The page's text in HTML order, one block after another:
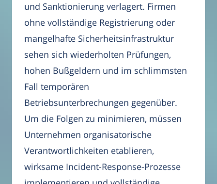
und Sanktionierung verlagert. Firmen
ohne vollständige Registrierung oder
mangelhafte Sicherheitsinfrastruktur
sehen sich wiederholten Prüfungen,
hohen Bußgeldern und im schlimmsten
Fall temporären
Betriebsunterbrechungen gegenüber.
Um die Folgen zu minimieren, müssen
Unternehmen organisatorische
Verantwortlichkeiten etablieren,
wirksame Incident-Response-Prozesse